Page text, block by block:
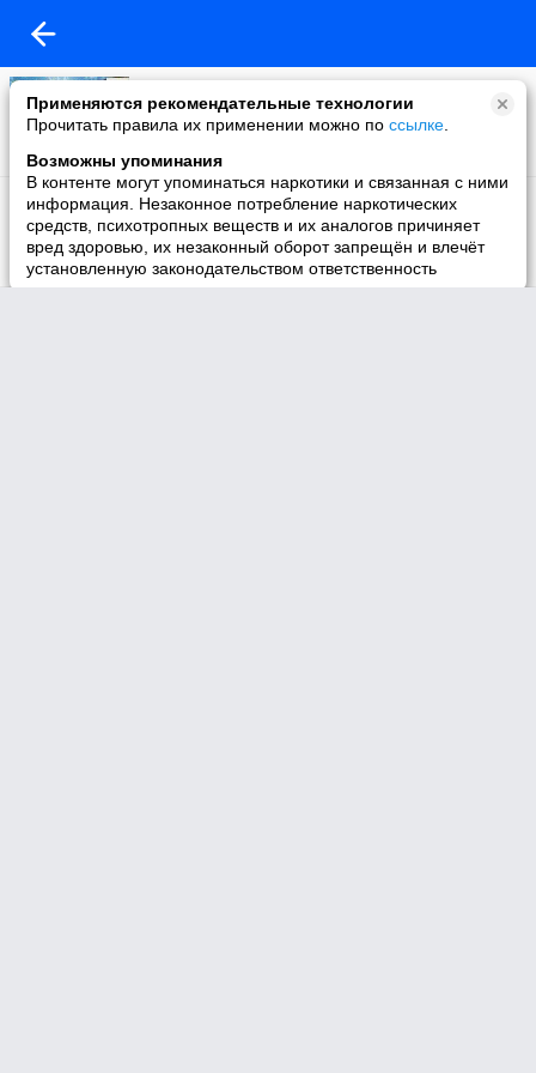
Применяются рекомендательные технологии
Прочитать правила их применении можно по ссылке
Возможны упоминания
В контенте могут упоминаться наркотики и связанная с ними
информация. Незаконное потребление наркотических
средств, психотропных веществ и их аналогов причиняет
вред здоровью, их незаконный оборот запрещён и влечёт
установленную законодательством ответственность
Михаил Рыбаков: отзывы участников тренинга
"Карьера"
880 просмотров
4:10
Михаил Рыбаков: Тренинг по устройству на работу
1944 просмотра